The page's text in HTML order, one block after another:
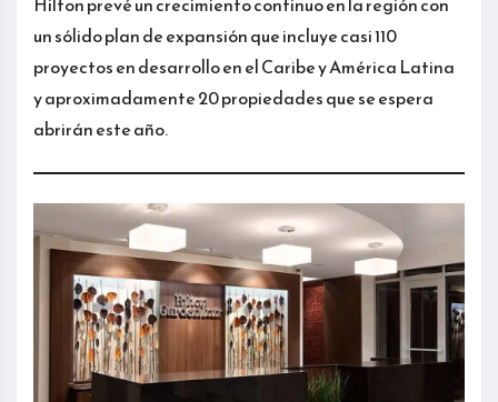
un sólido plan de expansión que incluye casi 110
proyectos en desarrollo en el Caribe y América Latina
y aproximadamente 20 propiedades que se espera
abrirán este año.